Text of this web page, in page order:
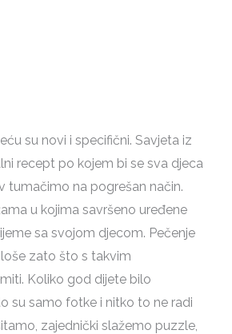
su novi i specifični. Savjeta iz
recept po kojem bi se sva djeca
tumačimo na pogrešan način.
u kojima savršeno uređene
sa svojom djecom. Pečenje
zato što s takvim
Koliko god dijete bilo
su samo fotke i nitko to ne radi
zajednički slažemo puzzle,